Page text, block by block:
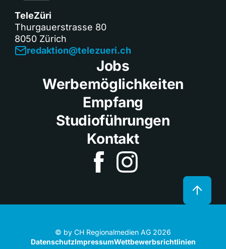
TeleZüri
Thurgauerstrasse 80
8050 Zürich
redaktion@telezueri.ch
Jobs
Werbemöglichkeiten
Empfang
Studioführungen
Kontakt
© by CH Regionalmedien AG 2026
DatenschutzImpressumWettbewerbsrichtlinien